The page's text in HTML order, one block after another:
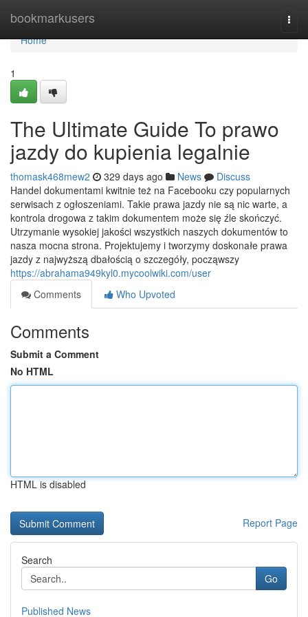
bookmarkusers
Home
Home
1
The Ultimate Guide To prawo
jazdy do kupienia legalnie
thomask468mew2 329 days ago News
Discuss
Handel dokumentami kwitnie też na Facebooku czy popularnych
serwisach z ogłoszeniami. Takie prawa jazdy nie są nic warte, a
kontrola drogowa z takim dokumentem może się źle skończyć.
Utrzymanie wysokiej jakości wszystkich naszych dokumentów to
nasza mocna strona. Projektujemy i tworzymy doskonałe prawa
jazdy z najwyższą dbałością o szczegóły, począwszy
https://abrahama949kyl0.mycoolwiki.com/user
Comments
Who Upvoted
Comments
Submit a Comment
No HTML
HTML is disabled
Report Page
Search
Go
Published News